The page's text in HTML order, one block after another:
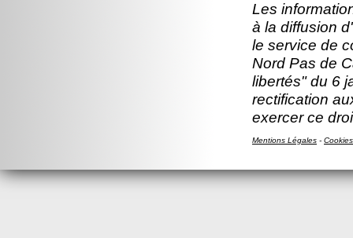
Les
à la diffusion
le service de
Nord Pas de
libertés" du 6
rectification
exercer ce
Mentions Légales - Cookies